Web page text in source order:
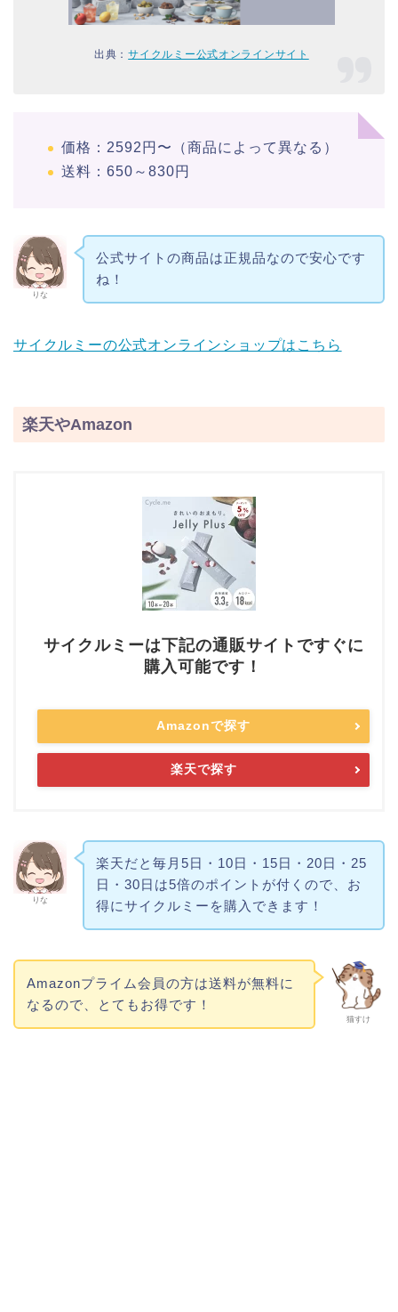
出典：サイクルミー公式オンラインサイト
価格：2592円〜（商品によって異なる）
送料：650～830円
りな
公式サイトの商品は正規品なので安心です
ね！
サイクルミーの公式オンラインショップはこちら
楽天やAmazon
サイクルミーは下記の通販サイトですぐに
購入可能です！
Amazonで探す
楽天で探す
りな
楽天だと毎月5日・10日・15日・20日・25
日・30日は5倍のポイントが付くので、お
得にサイクルミーを購入できます！
猫すけ
Amazonプライム会員の方は送料が無料に
なるので、とてもお得です！